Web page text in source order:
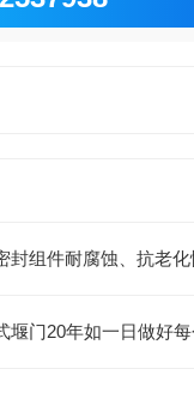
封组件耐腐蚀、抗老化
堰门20年如一日做好